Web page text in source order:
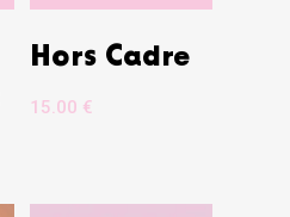
Hors Cadre
15.00 €